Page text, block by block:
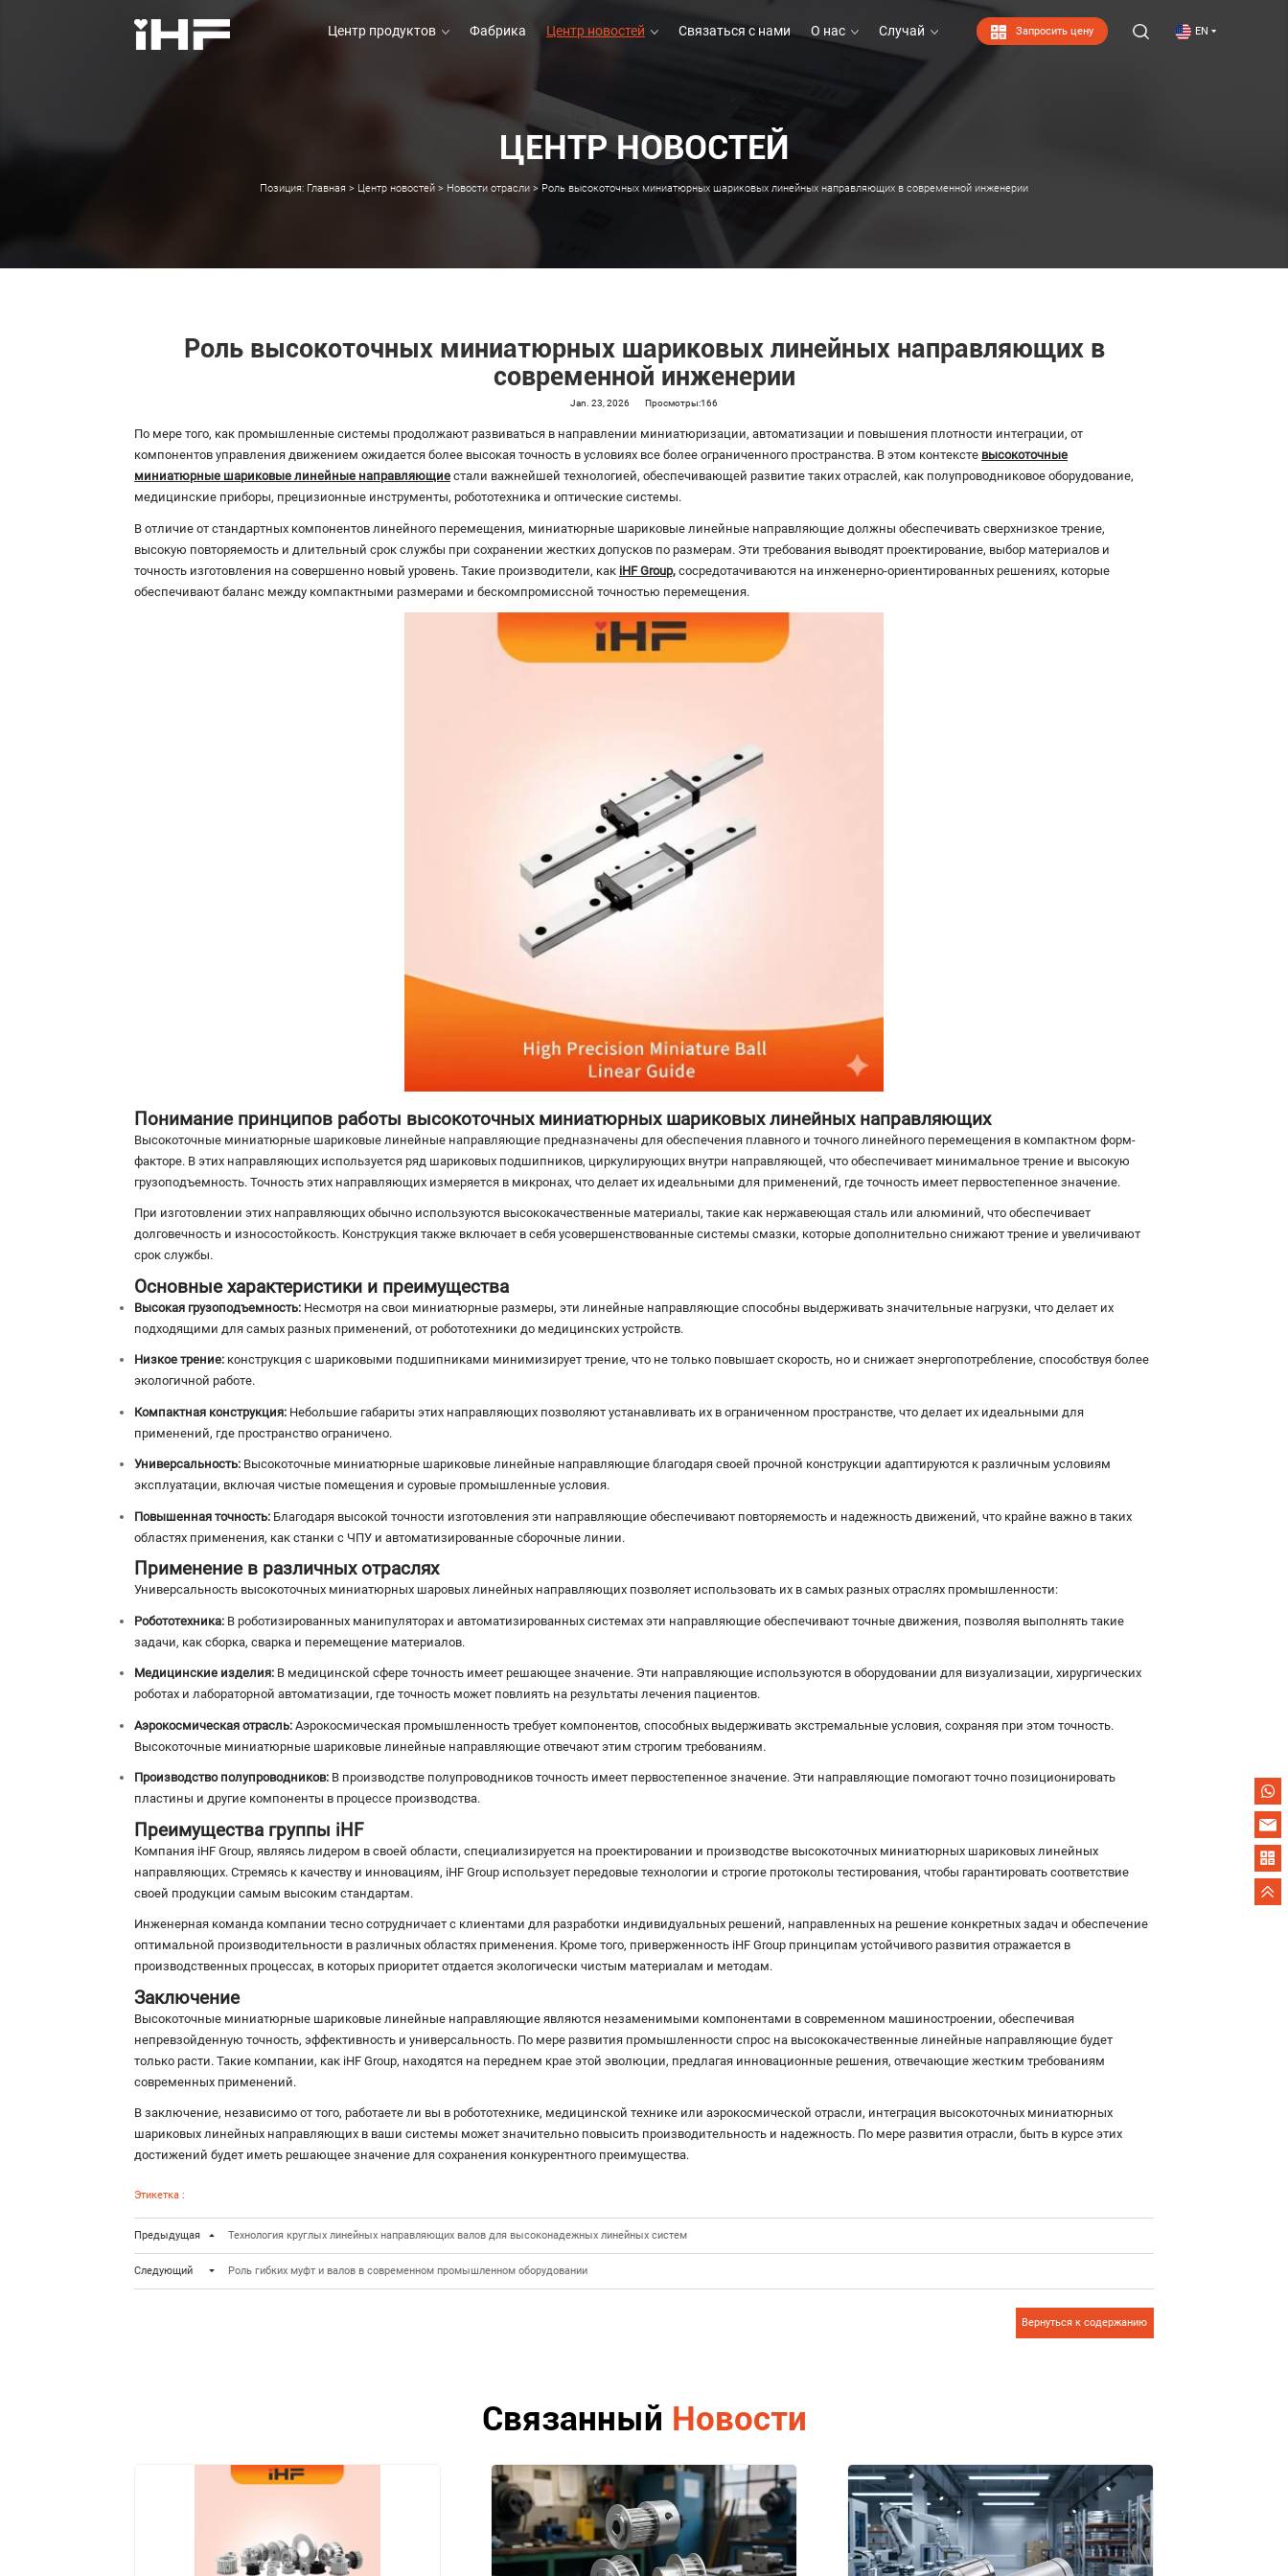
EN
Запросить цену
Центр продуктов Фабрика
Фабрика
Центр новостей Связаться с нами
Связаться с нами
О нас
О нас
Случай
ЦЕНТР НОВОСТЕЙ
Позиция: Главная > Центр новостей > Новости отрасли > Роль высокоточных миниатюрных шариковых линейных направляющих в современной инженерии
Роль высокоточных миниатюрных шариковых линейных направляющих в
современной инженерии
Jan. 23, 2026 Просмотры:166
По мере того, как промышленные системы продолжают развиваться в направлении миниатюризации, автоматизации и повышения плотности интеграции, от
компонентов управления движением ожидается более высокая точность в условиях все более ограниченного пространства. В этом контексте высокоточные
миниатюрные шариковые линейные направляющие стали важнейшей технологией, обеспечивающей развитие таких отраслей, как полупроводниковое оборудование,
медицинские приборы, прецизионные инструменты, робототехника и оптические системы.
В отличие от стандартных компонентов линейного перемещения, миниатюрные шариковые линейные направляющие должны обеспечивать сверхнизкое трение,
высокую повторяемость и длительный срок службы при сохранении жестких допусков по размерам. Эти требования выводят проектирование, выбор материалов и
точность изготовления на совершенно новый уровень. Такие производители, как iHF Group, сосредотачиваются на инженерно-ориентированных решениях, которые
обеспечивают баланс между компактными размерами и бескомпромиссной точностью перемещения.
Понимание принципов работы высокоточных миниатюрных шариковых линейных направляющих
Высокоточные миниатюрные шариковые линейные направляющие предназначены для обеспечения плавного и точного линейного перемещения в компактном форм-
факторе. В этих направляющих используется ряд шариковых подшипников, циркулирующих внутри направляющей, что обеспечивает минимальное трение и высокую
грузоподъемность. Точность этих направляющих измеряется в микронах, что делает их идеальными для применений, где точность имеет первостепенное значение.
При изготовлении этих направляющих обычно используются высококачественные материалы, такие как нержавеющая сталь или алюминий, что обеспечивает
долговечность и износостойкость. Конструкция также включает в себя усовершенствованные системы смазки, которые дополнительно снижают трение и увеличивают
срок службы.
Основные характеристики и преимущества
Высокая грузоподъемность: Несмотря на свои миниатюрные размеры, эти линейные направляющие способны выдерживать значительные нагрузки, что делает их
подходящими для самых разных применений, от робототехники до медицинских устройств.
Низкое трение: конструкция с шариковыми подшипниками минимизирует трение, что не только повышает скорость, но и снижает энергопотребление, способствуя более
экологичной работе.
Компактная конструкция: Небольшие габариты этих направляющих позволяют устанавливать их в ограниченном пространстве, что делает их идеальными для
применений, где пространство ограничено.
Универсальность: Высокоточные миниатюрные шариковые линейные направляющие благодаря своей прочной конструкции адаптируются к различным условиям
эксплуатации, включая чистые помещения и суровые промышленные условия.
Повышенная точность: Благодаря высокой точности изготовления эти направляющие обеспечивают повторяемость и надежность движений, что крайне важно в таких
областях применения, как станки с ЧПУ и автоматизированные сборочные линии.
Применение в различных отраслях
Универсальность высокоточных миниатюрных шаровых линейных направляющих позволяет использовать их в самых разных отраслях промышленности:
Робототехника: В роботизированных манипуляторах и автоматизированных системах эти направляющие обеспечивают точные движения, позволяя выполнять такие
задачи, как сборка, сварка и перемещение материалов.
Медицинские изделия: В медицинской сфере точность имеет решающее значение. Эти направляющие используются в оборудовании для визуализации, хирургических
роботах и ​​лабораторной автоматизации, где точность может повлиять на результаты лечения пациентов.
Аэрокосмическая отрасль: Аэрокосмическая промышленность требует компонентов, способных выдерживать экстремальные условия, сохраняя при этом точность.
Высокоточные миниатюрные шариковые линейные направляющие отвечают этим строгим требованиям.
Производство полупроводников: В производстве полупроводников точность имеет первостепенное значение. Эти направляющие помогают точно позиционировать
пластины и другие компоненты в процессе производства.
Преимущества группы iHF
Компания iHF Group, являясь лидером в своей области, специализируется на проектировании и производстве высокоточных миниатюрных шариковых линейных
направляющих. Стремясь к качеству и инновациям, iHF Group использует передовые технологии и строгие протоколы тестирования, чтобы гарантировать соответствие
своей продукции самым высоким стандартам.
Инженерная команда компании тесно сотрудничает с клиентами для разработки индивидуальных решений, направленных на решение конкретных задач и обеспечение
оптимальной производительности в различных областях применения. Кроме того, приверженность iHF Group принципам устойчивого развития отражается в
производственных процессах, в которых приоритет отдается экологически чистым материалам и методам.
Заключение
Высокоточные миниатюрные шариковые линейные направляющие являются незаменимыми компонентами в современном машиностроении, обеспечивая
непревзойденную точность, эффективность и универсальность. По мере развития промышленности спрос на высококачественные линейные направляющие будет
только расти. Такие компании, как iHF Group, находятся на переднем крае этой эволюции, предлагая инновационные решения, отвечающие жестким требованиям
современных применений.
В заключение, независимо от того, работаете ли вы в робототехнике, медицинской технике или аэрокосмической отрасли, интеграция высокоточных миниатюрных
шариковых линейных направляющих в ваши системы может значительно повысить производительность и надежность. По мере развития отрасли, быть в курсе этих
достижений будет иметь решающее значение для сохранения конкурентного преимущества.
Этикетка :
Предыдущая Технология круглых линейных направляющих валов для высоконадежных линейных систем
Следующий Роль гибких муфт и валов в современном промышленном оборудовании
Вернуться к содержанию
Связанный Новости